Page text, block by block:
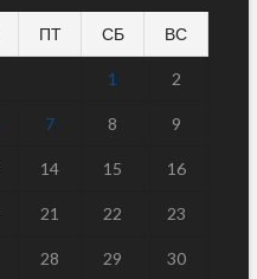
ПТ СБ ВС
1 2
7 8 9
14 15 16
21 22 23
28 29 30